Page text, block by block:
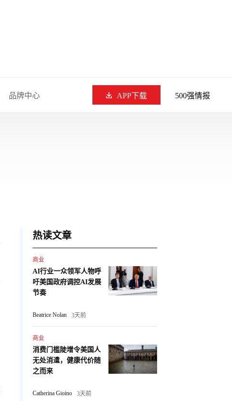
品牌中心 APP下载 500强情报
热读文章
商业
AI行业一众领军人物呼
吁美国政府调控AI发展
节奏
Beatrice Nolan 3天前
商业
消费门槛陡增令美国人
无处消遣，健康代价随
之而来
Catherina Gioino 3天前